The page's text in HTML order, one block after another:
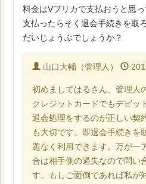
料金はVプリカで支払おうと思っ
支払ったらそく退会手続きを取
だいじょうぶでしょうか？
山口大輔（管理人）
初めましてはるさん、管理人
クレジットカードでもデビッ
退会処理をするのが正しい契
も大切です。即退会手続きを
題なく利用できます。万が一
合は相手側の過失なので問い
す。もしご面倒であれば私が